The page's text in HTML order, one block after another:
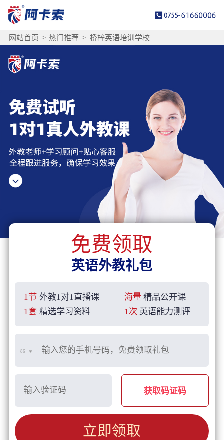
网站首页 > 热门推荐 > 桥梓英语培训学校
免费领取
英语外教礼包
1节 外教1对1直播课 海量 精品公开课
1套 精选学习资料 1次 英语能力测评
+86
获取码证码
立即领取